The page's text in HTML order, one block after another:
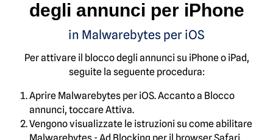
degli annunci per iPhone
in Malwarebytes per iOS
Per attivare il blocco degli annunci su iPhone o iPad,
seguite la seguente procedura:
Aprire Malwarebytes per iOS. Accanto a Blocco
annunci, toccare Attiva.
Vengono visualizzate le istruzioni su come abilitare